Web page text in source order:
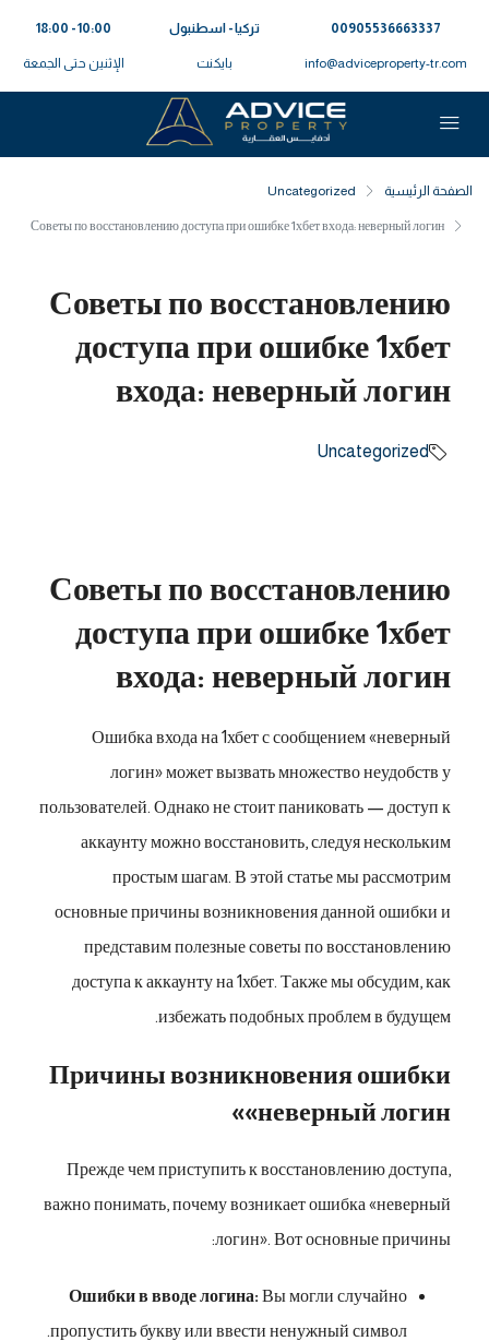
00905536663337⁩
info@adviceproperty-tr.com
تركيا - اسطنبول
بايكنت
10:00 - 18:00
الإثنين حتى الجمعة
الصفحة الرئيسية Uncategorized
Советы по восстановлению доступа при ошибке 1хбет входа: неверный логин
Советы по восстановлению
доступа при ошибке 1хбет
входа: неверный логин
Uncategorized
Советы по восстановлению
доступа при ошибке 1хбет
входа: неверный логин
Ошибка входа на 1хбет с сообщением «неверный
логин» может вызвать множество неудобств у
пользователей. Однако не стоит паниковать — доступ к
аккаунту можно восстановить, следуя нескольким
простым шагам. В этой статье мы рассмотрим
основные причины возникновения данной ошибки и
представим полезные советы по восстановлению
доступа к аккаунту на 1хбет. Также мы обсудим, как
избежать подобных проблем в будущем.
Причины возникновения ошибки
«неверный логин»
Прежде чем приступить к восстановлению доступа,
важно понимать, почему возникает ошибка «неверный
логин». Вот основные причины:
Ошибки в вводе логина: Вы могли случайно
пропустить букву или ввести ненужный символ.